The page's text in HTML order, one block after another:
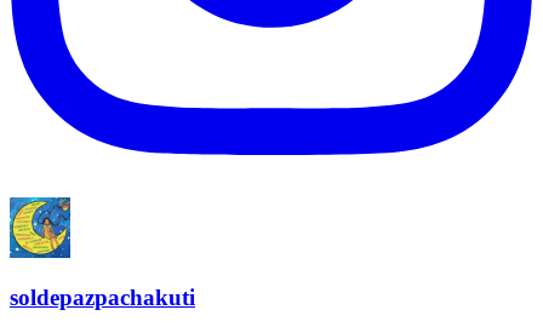
soldepazpachakuti